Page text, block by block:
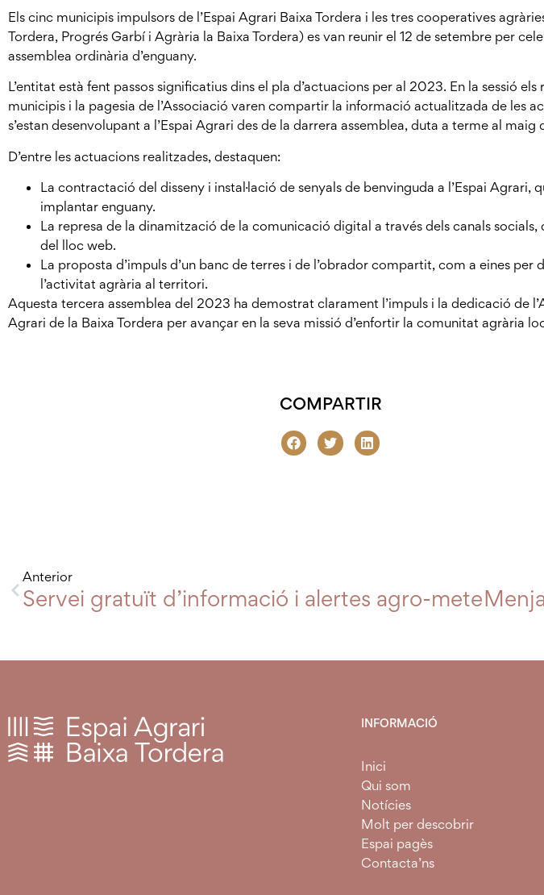
Els cinc municipis impulsors de l’Espai Agrari Baixa Tordera i les tres cooperatives
Tordera, Progrés Garbí i Agrària la Baixa Tordera) es van reunir el 12 de setembre per
assemblea ordinària d’enguany.
L’entitat està fent passos significatius dins el pla d’actuacions per al 2023. En la sessió els
municipis i la pagesia de l’Associació varen compartir la informació actualitzada de les
s’estan desenvolupant a l’Espai Agrari des de la darrera assemblea, duta a terme al maig
D’entre les actuacions realitzades, destaquen:
La contractació del disseny i instal·lació de senyals de benvinguda a l’Espai Agrari,
implantar enguany.
La represa de la dinamització de la comunicació digital a través dels canals socials,
del lloc web.
La proposta d’impuls d’un banc de terres i de l’obrador compartit, com a eines per
l’activitat agrària al territori.
Aquesta tercera assemblea del 2023 ha demostrat clarament l’impuls i la dedicació de
Agrari de la Baixa Tordera per avançar en la seva missió d’enfortir la comunitat agrària
COMPARTIR
Anterior
Servei gratuït d’informació i alertes agro-
INFORMACIÓ
Inici
Qui som
Notícies
Molt per descobrir
Espai pagès
Contacta’ns